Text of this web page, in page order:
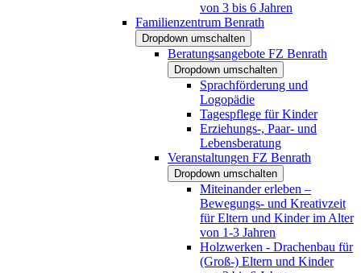
von 3 bis 6 Jahren
Familienzentrum Benrath
Dropdown umschalten
Beratungsangebote FZ Benrath
Dropdown umschalten
Sprachförderung und
Logopädie
Tagespflege für Kinder
Erziehungs-, Paar- und
Lebensberatung
Veranstaltungen FZ Benrath
Dropdown umschalten
Miteinander erleben –
Bewegungs- und Kreativzeit
für Eltern und Kinder im Alter
von 1-3 Jahren
Holzwerken - Drachenbau für
(Groß-) Eltern und Kinder